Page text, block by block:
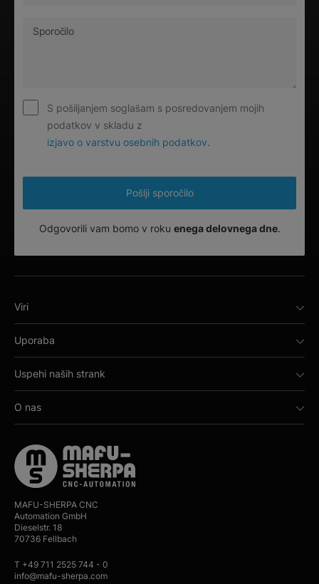
S pošiljanjem soglašam s posredovanjem mojih
podatkov v skladu z
izjavo o varstvu osebnih podatkov.
Odgovorili vam bomo v roku enega delovnega dne.
Viri
Uporaba
Uspehi naših strank
O nas
MAFU-SHERPA CNC
Automation GmbH
Dieselstr. 18
70736 Fellbach
T +49 711 2525 744 - 0
info@mafu-sherpa.com